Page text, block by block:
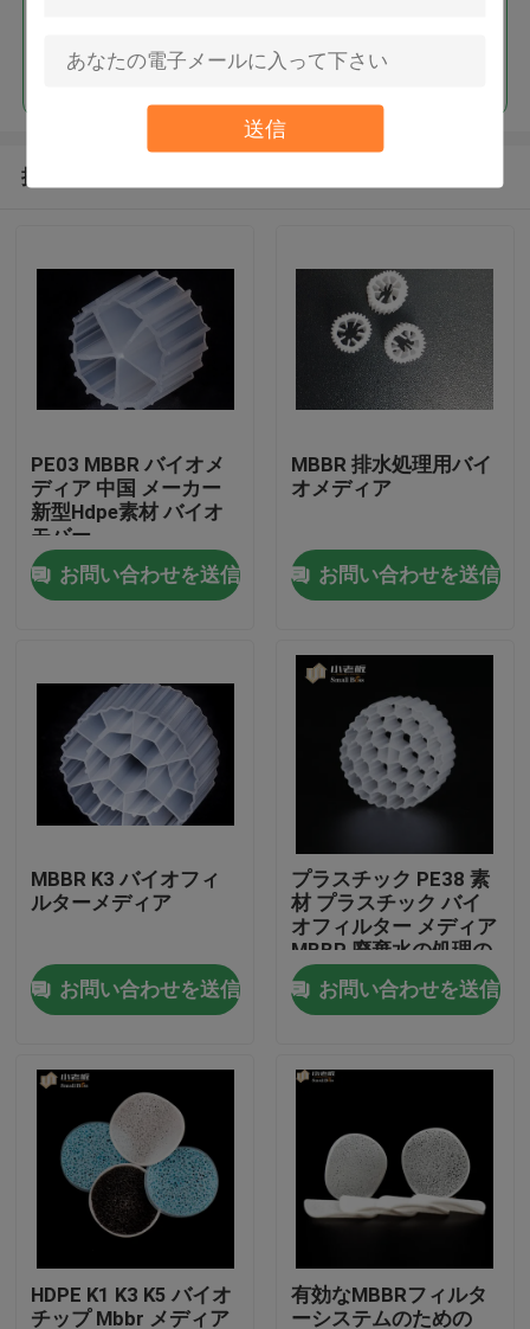
送信
プロダクト
私達について
工場旅行
私達に連絡しなさい
ブログ
引用を要求しなさい
MBBRフィルタメディア
MBBRの生物媒体
続行
推薦されたプロダクト
PE03 MBBR バイオメ
ディア 中国 メーカー
新型Hdpe素材 バイオ
モバー
お問い合わせを送信
MBBR 排水処理用バイ
オメディア
お問い合わせを送信
MBBR K3 バイオフィ
ルターメディア
お問い合わせを送信
プラスチック PE38 素
材 プラスチック バイ
オフィルター メディア
MBBR 廃棄水の処理の
ためのバイオキャリア
お問い合わせを送信
HDPE K1 K3 K5 バイオ
チップ Mbbr メディア
有効なMBBRフィルタ
ーシステムのための